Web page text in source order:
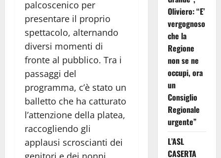
palcoscenico per
presentare il proprio
spettacolo, alternando
diversi momenti di
fronte al pubblico. Tra i
passaggi del
programma, c’è stato un
balletto che ha catturato
l’attenzione della platea,
raccogliendo gli
applausi scroscianti dei
Oliviero: “E’
vergognoso
che la
Regione
non se ne
occupi, ora
un
Consiglio
Regionale
urgente”
L’ASL
CASERTA